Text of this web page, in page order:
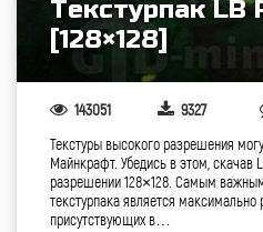
Текстурпак LB
[128×128]
143051 9327
Текстуры высокого разрешения
Майнкрафт. Убедись в этом, скачав
разрешении 128×128. Самым
текстурпака является
присутствующих в…